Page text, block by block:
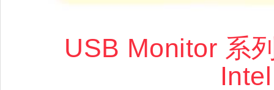
USB Monitor 系